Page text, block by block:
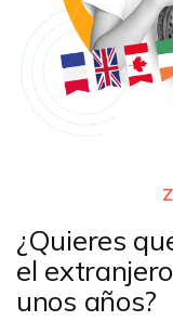
¿Quieres
el
unos años?